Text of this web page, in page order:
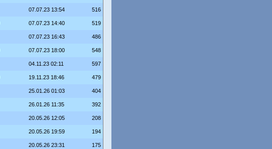
07.07.23 13:54 516
07.07.23 14:40 519
07.07.23 16:43 486
07.07.23 18:00 548
04.11.23 02:11 597
19.11.23 18:46 479
25.01.26 01:03 404
26.01.26 11:35 392
20.05.26 12:05 208
20.05.26 19:59 194
20.05.26 23:31 175